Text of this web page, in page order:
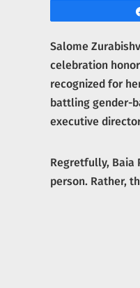
Salome
celebration
recognized for
battling gender-
executive
Regretfully, Baia
person. Rather,